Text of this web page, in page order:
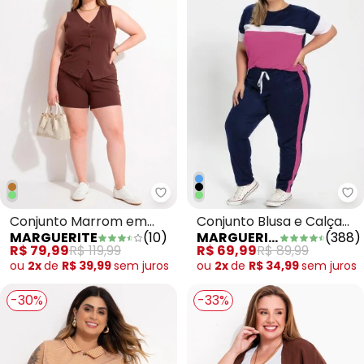
Marguerite - Conjunto Marrom
Conjunto Marrom em
Algodão
MARGUERITE (10)
R$ 79,99R$ 119,99
ou 2xde R$ 39,99sem juros
Conjunto Blusa e Calça
Marinho Plus Size
MARGUERITE (388)
R$ 69,99R$ 89,99
ou 2xde R$ 34,99sem juros
-30% -33%